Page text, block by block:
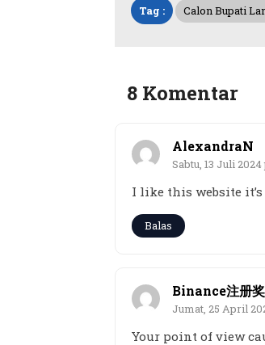
Tag : Calon Bupati
8 Komentar
AlexandraN
Sabtu, 13 Juli 2024
I like this website
Balas
Binance注册
Jumat, 25 April
Your point of view